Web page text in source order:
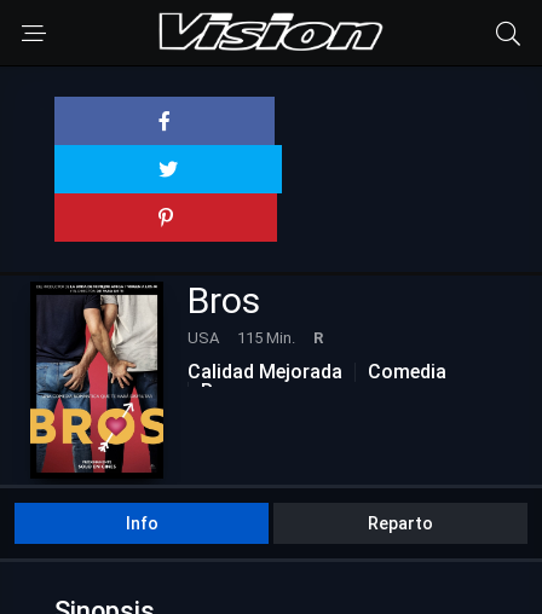
Bros
USA 115 Min. R
Calidad Mejorada
Comedia
Romance
Info Reparto